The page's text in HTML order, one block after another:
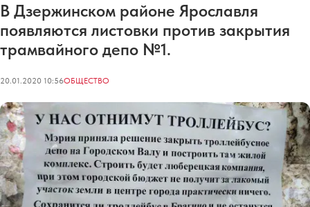
В Дзержинском районе Ярославля
появляются листовки против закрытия
трамвайного депо №1.
20.01.2020 10:56ОБЩЕСТВО